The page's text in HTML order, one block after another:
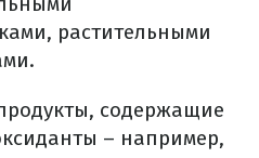
растительными
содержащие
– например,